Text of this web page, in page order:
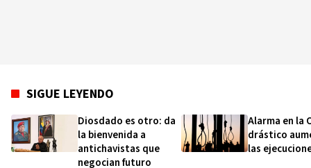
SIGUE LEYENDO
Diosdado es otro: da
la bienvenida a
antichavistas que
negocian futuro
Alarma en la
drástico
las